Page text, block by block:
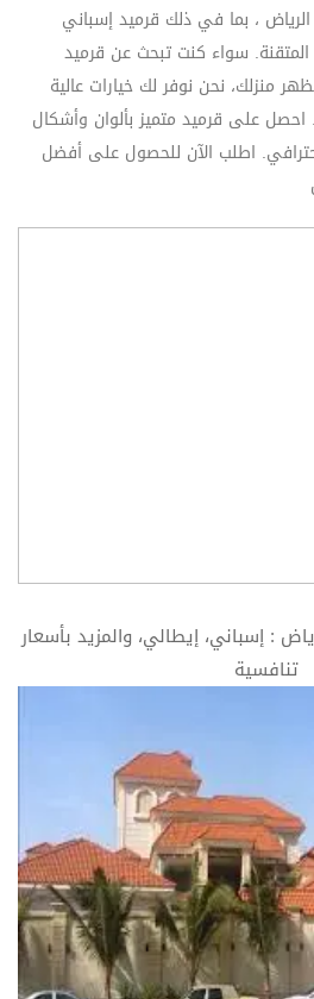
، بما في ذلك قرميد إسباني
سواء كنت تبحث عن قرميد
منزلك، نحن نوفر لك خيارات عالية
احصل على قرميد متميز بألوان وأشكال
اطلب الآن للحصول على أفضل
: إسباني، إيطالي، والمزيد بأسعار
تنافسية